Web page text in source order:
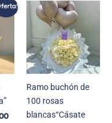
El
precio
S/ 250.00.
Ramo buchón de
100 rosas
blancas“Cásate